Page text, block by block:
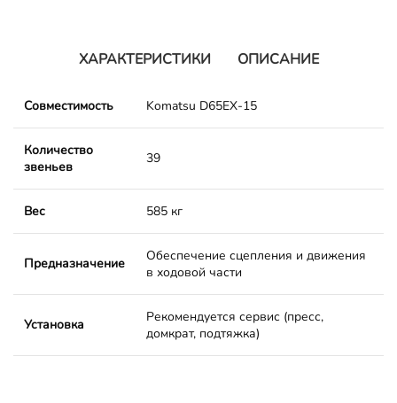
ХАРАКТЕРИСТИКИ ОПИСАНИЕ
Совместимость Komatsu D65EX-15
Количество
звеньев
39
Вес 585 кг
Предназначение
Обеспечение сцепления и движения
в ходовой части
Установка
Рекомендуется сервис (пресс,
домкрат, подтяжка)